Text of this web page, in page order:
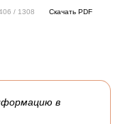
/ 1308 Скачать PDF
в